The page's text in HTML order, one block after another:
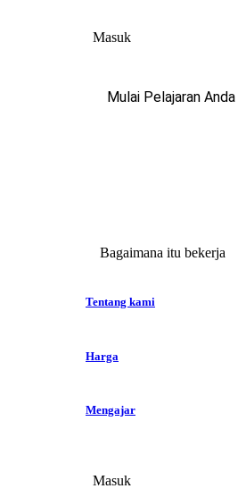
Masuk
Mulai Pelajaran Anda
Bagaimana itu bekerja
Tentang kami
Harga
Mengajar
Masuk